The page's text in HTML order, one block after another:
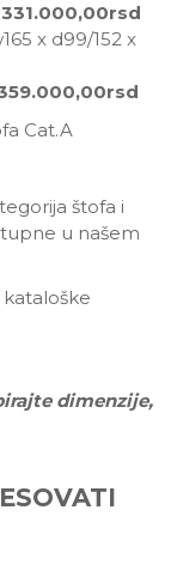
331.000,00rsd
x d99/152 x
Cat.A
štofa i
u našem
dimenzije,